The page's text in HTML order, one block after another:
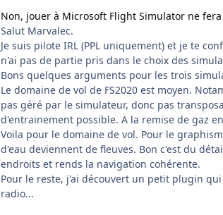
Non, jouer à Microsoft Flight Simulator ne
Salut Marvalec.
Je suis pilote IRL (PPL uniquement) et je te
n'ai pas de partie pris dans le choix des
Bons quelques arguments pour les trois
Le domaine de vol de FS2020 est moyen.
pas géré par le simulateur, donc pas
d'entrainement possible. A la remise de gaz
Voila pour le domaine de vol. Pour le
d'eau deviennent de fleuves. Bon c'est du
endroits et rends la navigation cohérente.
Pour le reste, j'ai découvert un petit plugin
radio...